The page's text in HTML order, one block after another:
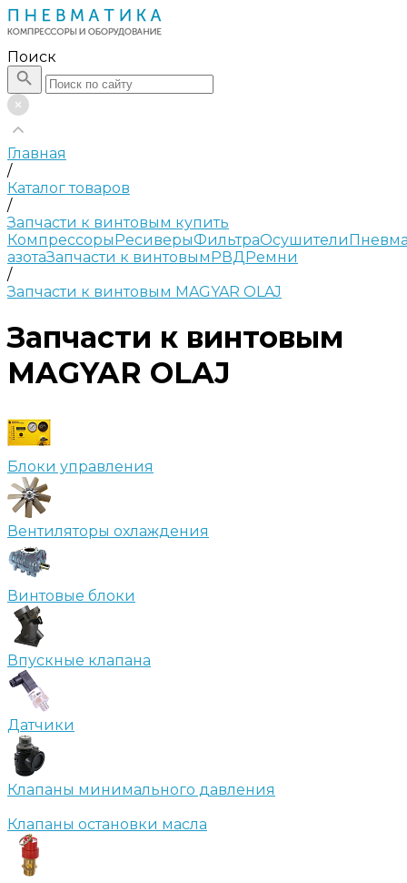
Поиск
Главная
/
Каталог товаров
/
Запчасти к винтовым купить
КомпрессорыРесиверыФильтраОсушители
азотаЗапчасти к винтовымРВДРемни
/
Запчасти к винтовым MAGYAR OLAJ
Запчасти к винтовым
MAGYAR OLAJ
Блоки управления
Вентиляторы охлаждения
Винтовые блоки
Впускные клапана
Датчики
Клапаны минимального давления
Клапаны остановки масла